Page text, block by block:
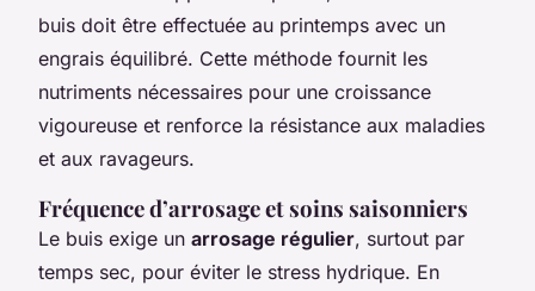
buis doit être effectuée au printemps avec un
engrais équilibré. Cette méthode fournit les
nutriments nécessaires pour une croissance
vigoureuse et renforce la résistance aux maladies
et aux ravageurs.
Fréquence d’arrosage et soins saisonniers
Le buis exige un arrosage régulier, surtout par
temps sec, pour éviter le stress hydrique. En